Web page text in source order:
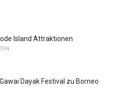
Island Attraktionen
Dayak Festival zu Borneo